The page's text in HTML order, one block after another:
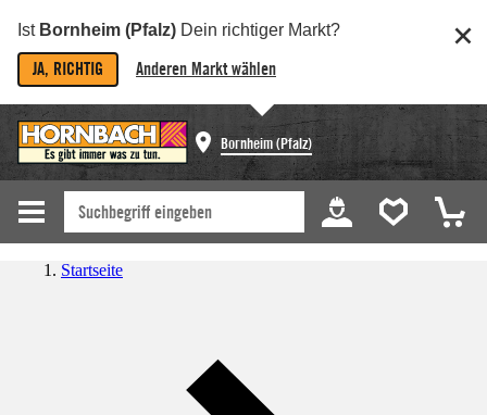
Ist Bornheim (Pfalz) Dein richtiger Markt?
JA, RICHTIG Anderen Markt wählen
Bornheim (Pfalz)
Startseite